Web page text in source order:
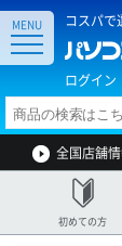
コスパで
ログイン
MENU
全国店舗
初めての方